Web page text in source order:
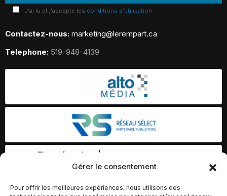
Gérer le consentement
Pour offrir les meilleures expériences, nous utilisons des
J'ai lu et j'accepte les conditions d'utilisation
Contactez-nous: marketing@lerempart.ca
Telephone: 519-948-4139